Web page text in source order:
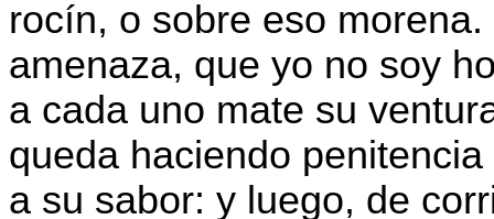
rocín, o sobre eso
amenaza, que yo no soy
a cada uno mate su
queda haciendo
a su sabor: y luego, de